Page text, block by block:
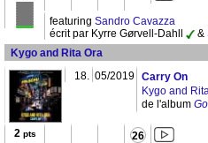
featuring Sandro Cavazza
écrit par Kyrre Gørvell-Dahll
&
Kygo and Rita Ora
18. 05/2019 Carry On
Kygo and
de l'album
2 pts 26